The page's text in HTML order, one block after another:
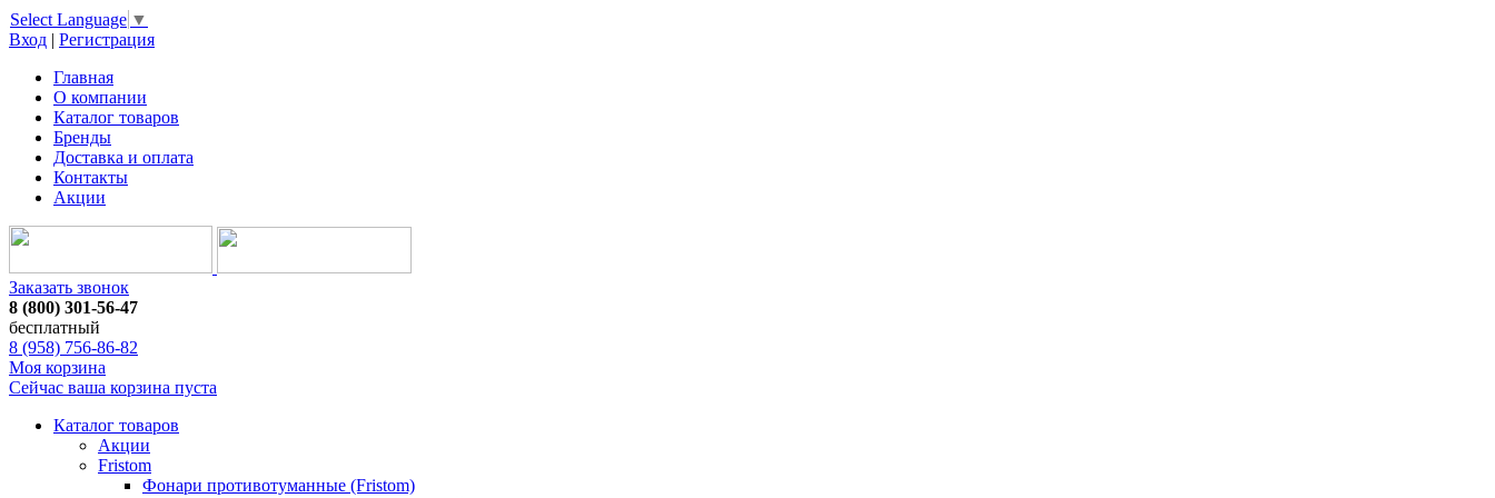
Select Language ▼
Вход | Регистрация
Главная
О компании
Каталог товаров
Бренды
Доставка и оплата
Контакты
Акции
Заказать звонок
8 (800) 301-56-47
бесплатный
8 (958) 756-86-82
Моя корзина
Сейчас ваша корзина пуста
Каталог товаров
Акции
Fristom
Фонари противотуманные (Fristom)